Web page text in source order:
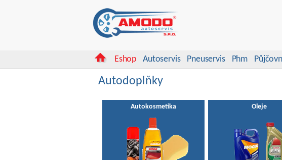
Eshop Autoservis Pneuservis Phm
Autodoplňky
Autokosmetika Oleje